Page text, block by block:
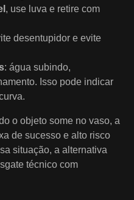
, use luva e retire com
desentupidor e evite
: água subindo,
Isso pode indicar
o objeto some no vaso, a
de sucesso e alto risco
situação, a alternativa
técnico com